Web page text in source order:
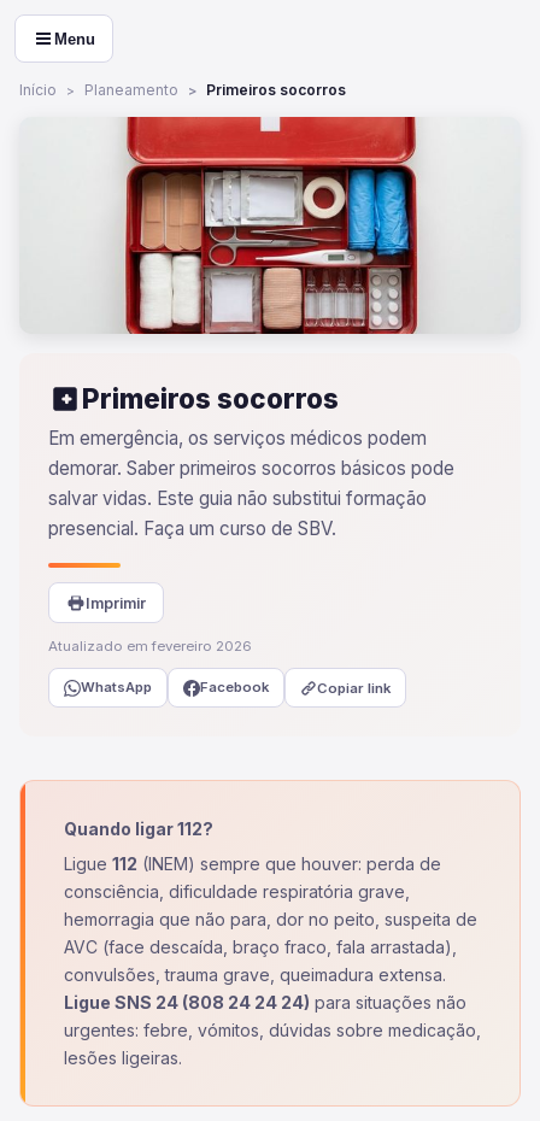
Menu
Início Planeamento Primeiros socorros
Primeiros socorros
Em emergência, os serviços médicos podem
demorar. Saber primeiros socorros básicos pode
salvar vidas. Este guia não substitui formação
presencial. Faça um curso de SBV.
Imprimir
Atualizado em fevereiro 2026
WhatsApp Facebook Copiar link
Quando ligar 112?
Ligue 112 (INEM) sempre que houver: perda de
consciência, dificuldade respiratória grave,
hemorragia que não para, dor no peito, suspeita de
AVC (face descaída, braço fraco, fala arrastada),
convulsões, trauma grave, queimadura extensa.
Ligue SNS 24 (808 24 24 24) para situações não
urgentes: febre, vómitos, dúvidas sobre medicação,
lesões ligeiras.